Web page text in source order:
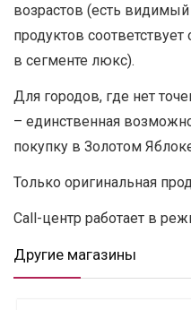
возрастов (есть
продуктов
в сегменте люкс).
Для городов, где нет
– единственная
покупку в Золотом
Только оригинальная
Call-центр работает в
Другие магазины